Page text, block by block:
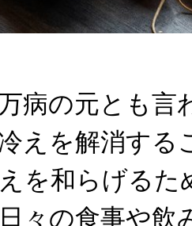
万病の元とも
えを解消する
を和らげるた
々の食事や飲